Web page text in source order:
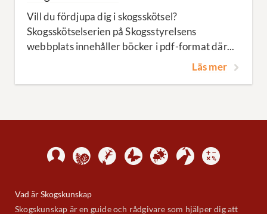
Vill du fördjupa dig i skogsskötsel?
Skogsskötselserien på Skogsstyrelsens
webbplats innehåller böcker i pdf-format där...
Läs mer
Vad är Skogskunskap
Skogskunskap är en guide och rådgivare som hjälper dig att